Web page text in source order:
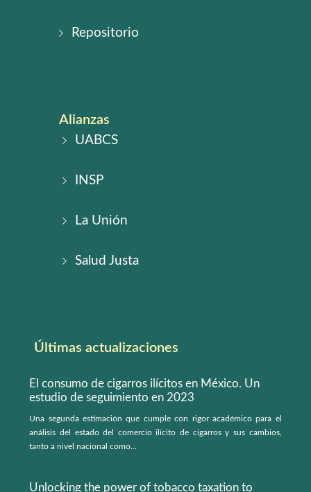
Repositorio
Alianzas
UABCS
INSP
La Unión
Salud Justa
Últimas actualizaciones
El consumo de cigarros ilícitos en México. Un
estudio de seguimiento en 2023
Una segunda estimación que cumple con rigor académico para el
análisis del estado del comercio ilícito de cigarros y sus cambios,
tanto a nivel nacional como...
Unlocking the power of tobacco taxation to